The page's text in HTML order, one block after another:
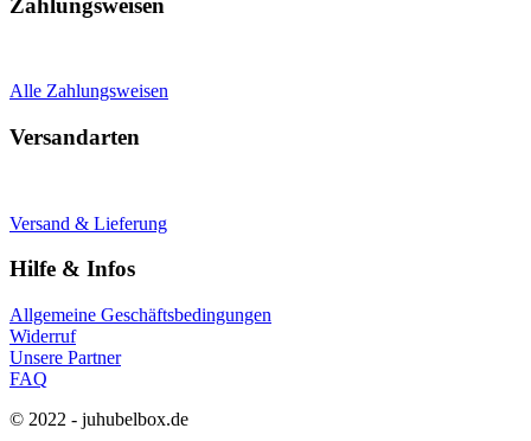
Alle Zahlungsweisen
Versandarten
Versand & Lieferung
Hilfe & Infos
Allgemeine Geschäftsbedingungen
Widerruf
Unsere Partner
FAQ
© 2022 - juhubelbox.de